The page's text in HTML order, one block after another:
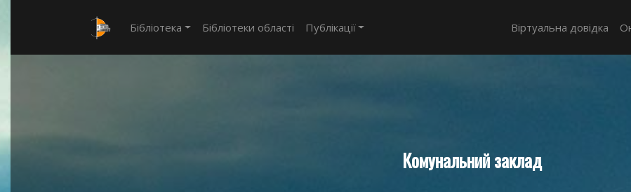
Бібліотека Бібліотеки області Публікації Віртуальна довідка
Комунальний заклад